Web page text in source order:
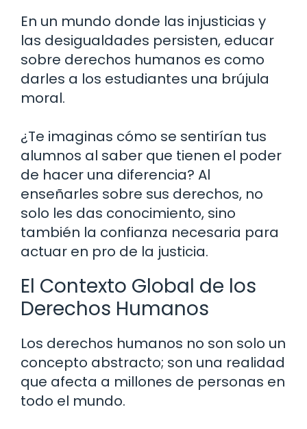
En un mundo donde las injusticias y
las desigualdades persisten, educar
sobre derechos humanos es como
darles a los estudiantes una brújula
moral.
¿Te imaginas cómo se sentirían tus
alumnos al saber que tienen el poder
de hacer una diferencia? Al
enseñarles sobre sus derechos, no
solo les das conocimiento, sino
también la confianza necesaria para
actuar en pro de la justicia.
El Contexto Global de los
Derechos Humanos
Los derechos humanos no son solo un
concepto abstracto; son una realidad
que afecta a millones de personas en
todo el mundo.